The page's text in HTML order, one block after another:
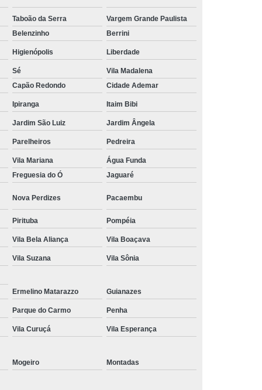
Tratamento Hiperbárico em João Pessoa
Tratamento Hiperbárico em Sorocaba
Hiperbárico Necrose na Pele
de Ferida Operatória
em Câmara Hiperbárica
Tratamento Hiperbárica
Tratamento Hiperbárica em João Pessoa
Tratamento Hiperbárica em Sorocaba
Oxigenação Hiperbárica
Feridas Oxigenoterapia Hiperbárica
Oxigenoterapia em Campina Grande
Tratamento de Oxigenoterapia em São Paulo
Tratamento Oxigenoterapia Hiperbárica
Tratamento Via Oxigenoterapia
Taboão da Serra
Vargem Grande Paulista
Belenzinho Berrini
Higienópolis Liberdade
Sé
Vila Madalena
Capão Redondo Cidade Ademar
Ipiranga Itaim Bibi
Jardim São Luiz Jardim Ângela
Parelheiros Pedreira
Vila Mariana
Água Funda
Freguesia do Ó Jaguaré
Nova Perdizes Pacaembu
Pirituba Pompéia
Vila Bela Aliança Vila Boaçava
Vila Suzana Vila Sônia
Ermelino Matarazzo Guianazes
Parque do Carmo Penha
Vila Curuçá Vila Esperança
Mogeiro Montadas